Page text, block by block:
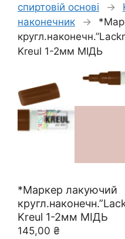
спиртовій основі
→
наконечник
→
Kreul 1-2мм МІДЬ
*Маркер лакуючий
Kreul 1-2мм МІДЬ
145,00 ₴